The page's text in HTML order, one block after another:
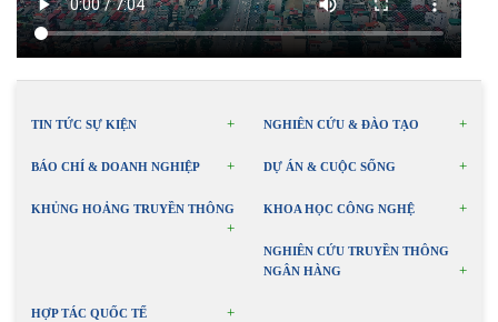
TIN TỨC SỰ KIỆN NGHIÊN CỨU & ĐÀO TẠO
BÁO CHÍ & DOANH NGHIỆP DỰ ÁN & CUỘC SỐNG
KHỦNG HOẢNG TRUYỀN THÔNG KHOA HỌC CÔNG NGHỆ
NGHIÊN CỨU TRUYỀN THÔNG
NGÂN HÀNG
HỢP TÁC QUỐC TẾ